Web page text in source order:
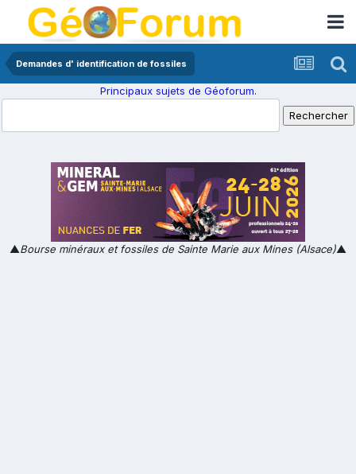
Demandes d' identification de fossiles
Principaux sujets de Géoforum.
▲Bourse minéraux et fossiles de Sainte Marie aux Mines (Alsace)▲